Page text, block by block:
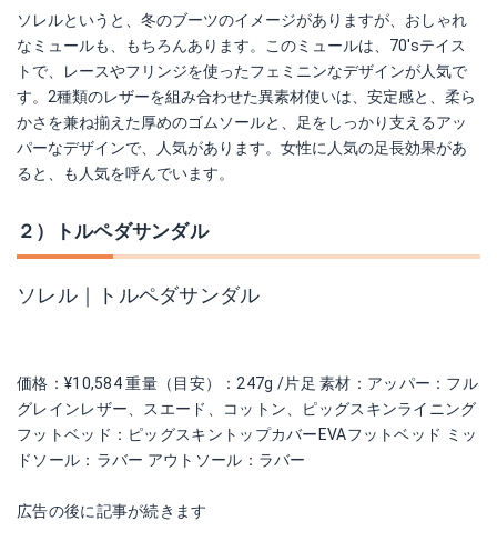
ソレルというと、冬のブーツのイメージがありますが、おしゃれ
なミュールも、もちろんあります。このミュールは、70'sテイス
トで、レースやフリンジを使ったフェミニンなデザインが人気で
す。2種類のレザーを組み合わせた異素材使いは、安定感と、柔ら
かさを兼ね揃えた厚めのゴムソールと、足をしっかり支えるアッ
パーなデザインで、人気があります。女性に人気の足長効果があ
ると、も人気を呼んでいます。
２）トルペダサンダル
ソレル｜トルペダサンダル
価格：¥10,584 重量（目安）：247g /片足 素材：アッパー：フル
グレインレザー、スエード、コットン、ピッグスキンライニング
フットベッド：ピッグスキントップカバーEVAフットベッド ミッ
ドソール：ラバー アウトソール：ラバー
広告の後に記事が続きます